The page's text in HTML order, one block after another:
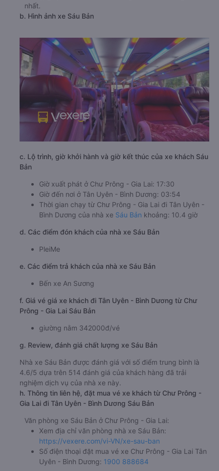
nhất.
b. Hình ảnh xe Sáu Bản
c. Lộ trình, giờ khởi hành và giờ kết thúc của xe khách Sáu
Bản
Giờ xuất phát ở Chư Prông - Gia Lai: 17:30
Giờ đến nơi ở Tân Uyên - Bình Dương: 03:54
Thời gian chạy từ Chư Prông - Gia Lai đi Tân Uyên -
Bình Dương của nhà xe Sáu Bản khoảng: 10.4 giờ
d. Các điểm đón khách của nhà xe Sáu Bản
PleiMe
e. Các điểm trả khách của nhà xe Sáu Bản
Bến xe An Sương
f. Giá vé giá xe khách đi Tân Uyên - Bình Dương từ Chư
Prông - Gia Lai Sáu Bản
giường nằm 342000đ/vé
g. Review, đánh giá chất lượng xe Sáu Bản
Nhà xe Sáu Bản được đánh giá với số điểm trung bình là
4.6/5 dựa trên 514 đánh giá của khách hàng đã trải
nghiệm dịch vụ của nhà xe này.
h. Thông tin liên hệ, đặt mua vé xe khách từ Chư Prông -
Gia Lai đi Tân Uyên - Bình Dương Sáu Bản
Văn phòng xe Sáu Bản ở Chư Prông - Gia Lai:
Xem địa chỉ văn phòng nhà xe Sáu Bản:
https://vexere.com/vi-VN/xe-sau-ban
Số điện thoại đặt mua vé xe Chư Prông - Gia Lai Tân
Uyên - Bình Dương: 1900 888684